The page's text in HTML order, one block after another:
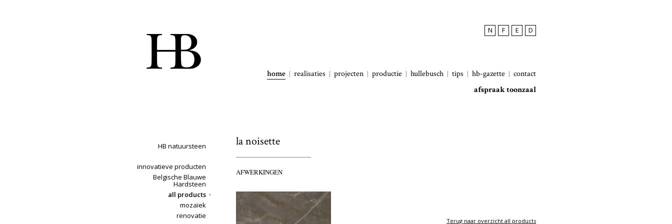
N F E D
home realisaties projecten productie hullebusch tips hb-gazette
contact
afspraak toonzaal
HB natuursteen
innovatieve producten
Belgische Blauwe
Hardsteen
all products
mozaïek
renovatie
la noisette
AFWERKINGEN
Terug naar overzicht all products